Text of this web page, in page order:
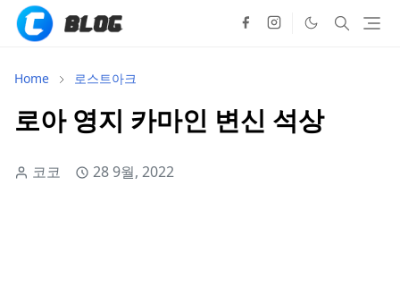
Home 로스트아크
로아 영지 카마인 변신 석상
코코 28 9월, 2022